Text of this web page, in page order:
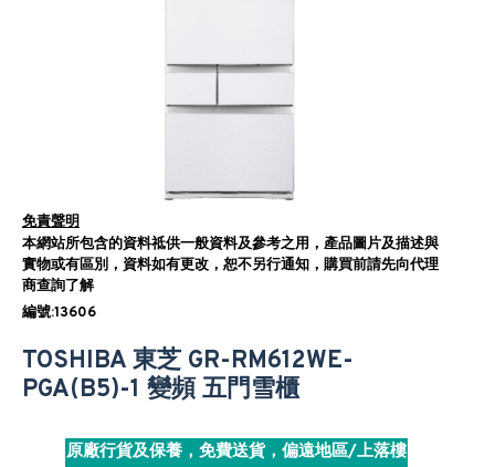
免責聲明
本網站所包含的資料祗供一般資料及參考之用，產品圖片及描述與
實物或有區別，資料如有更改，恕不另行通知，購買前請先向代理
商查詢了解
編號:13606
TOSHIBA 東芝 GR-RM612WE-
PGA(B5)-1 變頻 五門雪櫃
原廠行貨及保養，免費送貨，偏遠地區/上落樓